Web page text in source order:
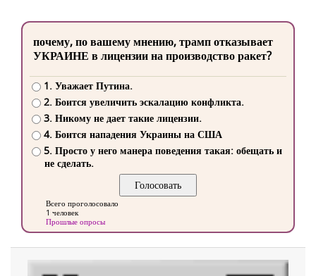
почему, по вашему мнению, трамп отказывает
УКРАИНЕ в лицензии на производство ракет?
1. Уважает Путина.
2. Боится увеличить эскалацию конфликта.
3. Никому не дает такие лицензии.
4. Боится нападения Украины на США
5. Просто у него манера поведения такая: обещать и
не сделать.
Всего проголосовало
1 человек
Прошлые опросы